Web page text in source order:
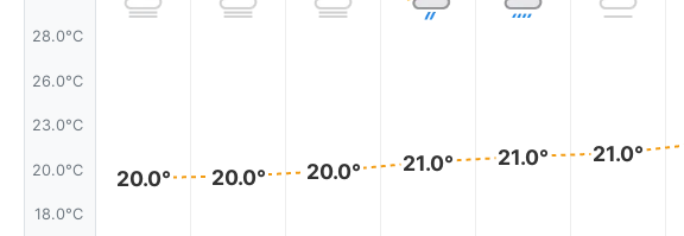
28.0°C
26.0°C
23.0°C
20.0°C
18.0°C
20.0° 20.0° 20.0° 21.0° 21.0° 21.0°